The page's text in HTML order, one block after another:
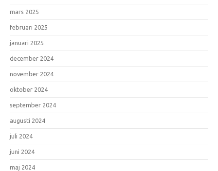
mars 2025
februari 2025
januari 2025
december 2024
november 2024
oktober 2024
september 2024
augusti 2024
juli 2024
juni 2024
maj 2024